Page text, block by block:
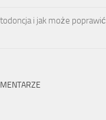
i jak może poprawić